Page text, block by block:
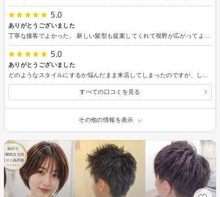
5.0
ありがとうございました
5.0
ありがとうございました
すべての口コミを見る
その他の情報を表示